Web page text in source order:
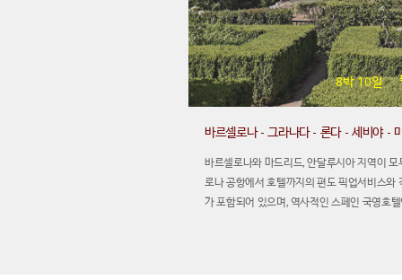
8박 10일
바르셀로나 - 그라나다 - 론다 - 세비야 -
바르셀로나와 마드리드, 안달루시아 지역이
로나 공항에서 호텔까지의 편도 픽업서비스와
가 포함되어 있으며, 역사적인 스페인 국영호